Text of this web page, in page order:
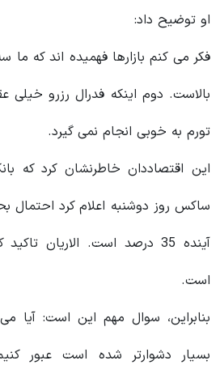
او توضیح داد:
فکر می کنم بازارها فهمیده اند که
بالاست. دوم اینکه فدرال رزرو
تورم به خوبی انجام نمی گیرد.
این اقتصاددان خاطرنشان کرد که
ساکس روز دوشنبه اعلام کرد احتمال
آینده 35 درصد است. الاریان
است.
بنابراین، سوال مهم این است: آیا
بسیار دشوارتر شده است عبور